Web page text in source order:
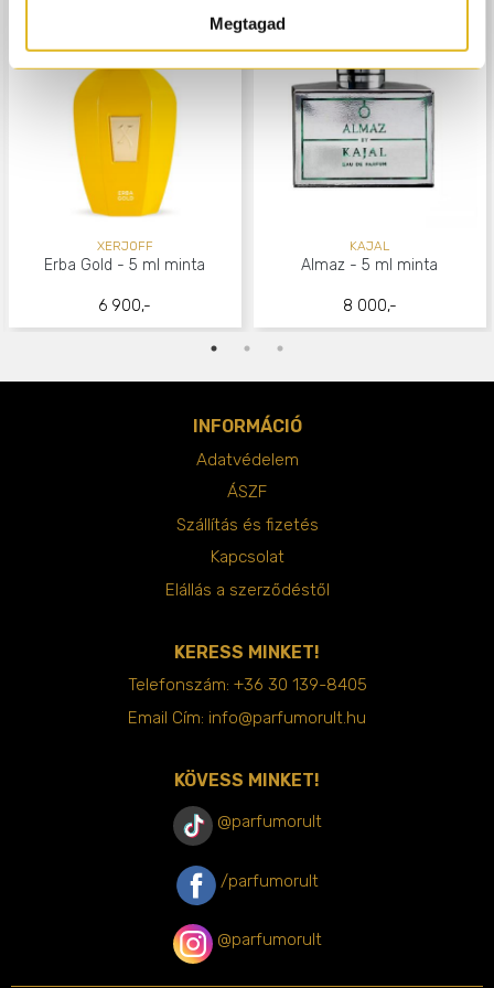
Megtagad
6 900,-
XERJOFF
Erba Gold - 5 ml minta
8 000,-
KAJAL
Almaz - 5 ml minta
INFORMÁCIÓ
Adatvédelem
ÁSZF
Szállítás és fizetés
Kapcsolat
Elállás a szerződéstől
KERESS MINKET!
Telefonszám: +36 30 139-8405
Email Cím: info@parfumorult.hu
KÖVESS MINKET!
@parfumorult
/parfumorult
@parfumorult